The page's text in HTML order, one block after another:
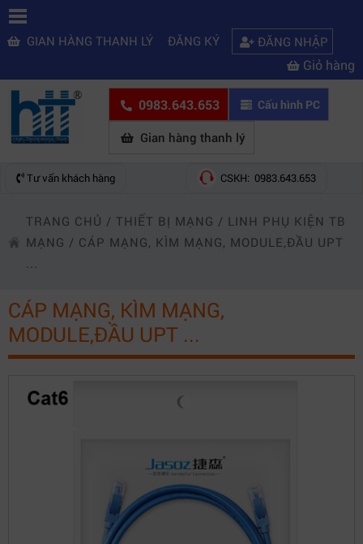
GIAN HÀNG THANH LÝ ĐĂNG KÝ ĐĂNG NHẬP
Giỏ hàng
0983.643.653 Cấu hình PC
Gian hàng thanh lý
Tư vấn khách hàng CSKH: 0983.643.653
TRANG CHỦ / THIẾT BỊ MẠNG / LINH PHỤ KIỆN TB
MẠNG / CÁP MẠNG, KÌM MẠNG, MODULE,ĐẦU UPT
...
CÁP MẠNG, KÌM MẠNG,
MODULE,ĐẦU UPT ...